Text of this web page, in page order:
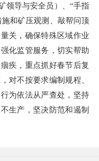
领导与安全员）、“手指
和矿压观测、敲帮问顶
关，确保特殊区域作业
化监管服务，切实帮助
疾，重点抓好春节后复
对不按要求编制规程、
为依法从严查处，坚持
生产，坚决防范和遏制